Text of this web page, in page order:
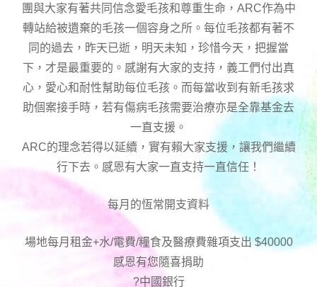
團與大家有著共同信念愛毛孩和尊重生命，ARC作為中
轉站給被遺棄的毛孩一個容身之所。每位毛孩都有著不
同的過去，昨天已逝，明天未知，珍惜今天，把握當
下，才是最重要的。感謝有大家的支持，義工們付出真
心，愛心和耐性幫助每位毛孩。而每當收到有新毛孩求
助個案接手時，若有傷病毛孩需要治療亦是全靠基金去
一直支援。
ARC的理念若得以延續，實有賴大家支援，讓我們繼續
行下去。感恩有大家一直支持一直信任！
每月的恆常開支資料
場地每月租金+水/電費/糧食及醫療費雜項支出 $40000
感恩有您隨喜捐助
?中國銀行